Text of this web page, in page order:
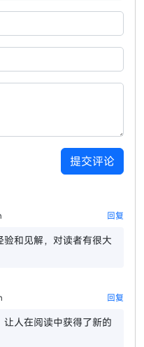
提交评论
回复
和见解，对读者有很大
回复
人在阅读中获得了新的